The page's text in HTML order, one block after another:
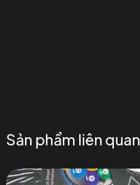
Sản phẩm liên quan